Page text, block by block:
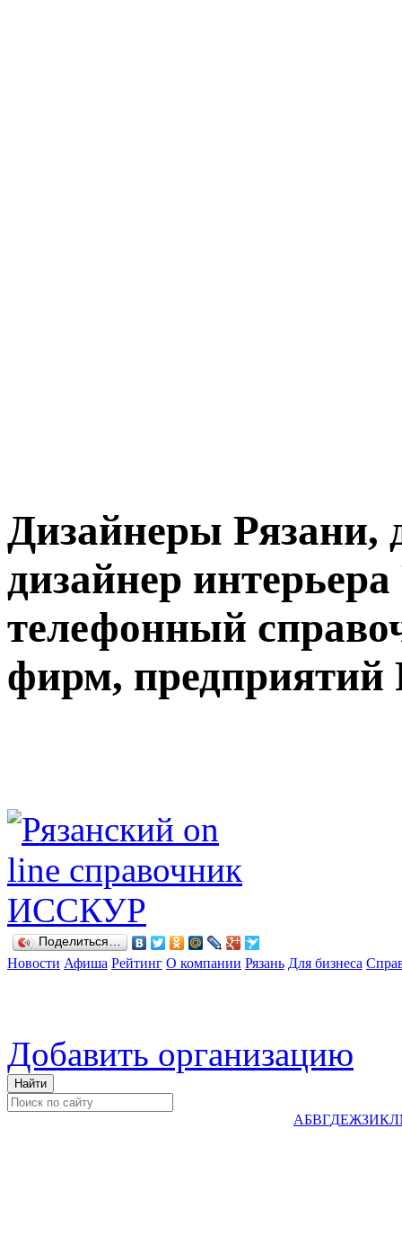
Дизайнеры Рязани,
дизайнер
телефонный
фирм, предприятий
Поделиться…
Новости Афиша Рейтинг О компании Рязань Для бизнеса
Добавить организацию
АБВГДЕЖЗИКЛ